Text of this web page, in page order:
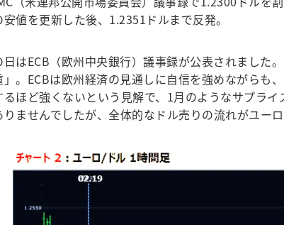
値を更新した後、1.2351ドルまで反発。
はECB（欧州中央銀行）議事録が公表されました
」。ECBは欧州経済の見通しに自信を強めながらも
るほど強くないという見解で、1月のようなサプラ
りませんでしたが、全体的なドル売りの流れがユーロ